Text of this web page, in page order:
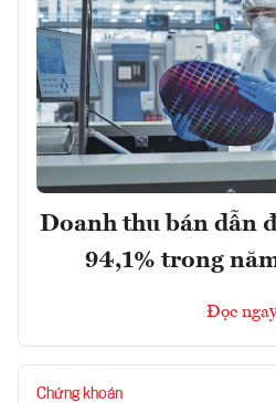
Doanh thu bán dẫn
94,1% trong
Đọc
Chứng khoán